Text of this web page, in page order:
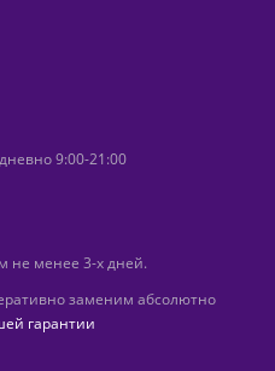
9:00-21:00
не менее 3-х дней.
заменим абсолютно
гарантии